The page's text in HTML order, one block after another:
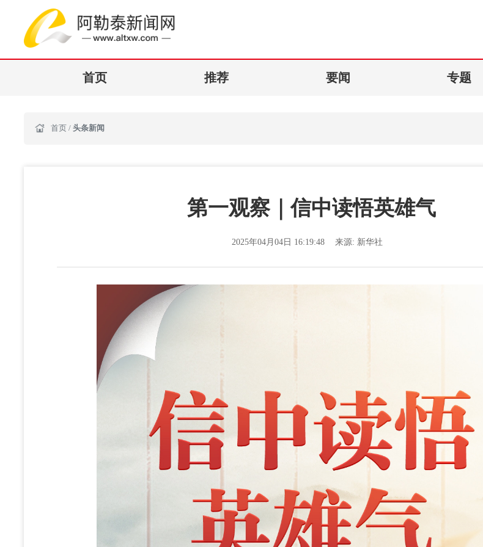
首页 推荐 要闻 专题
首页 / 头条新闻
第一观察｜信中读悟英雄气
2025年04月04日 16:19:48 来源: 新华社